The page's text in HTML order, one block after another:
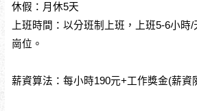
休假：月休5天
上班時間：以分班制上班，上班5-6小時
崗位。
薪資算法：每小時190元+工作獎金(薪資